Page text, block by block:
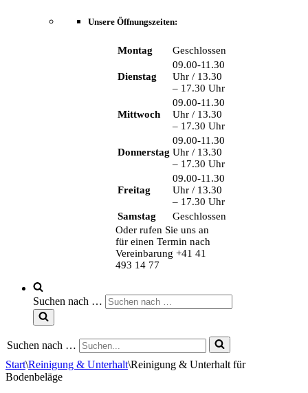
Unsere Öffnungszeiten:
Montag Geschlossen
Dienstag
09.00-11.30
Uhr / 13.30
– 17.30 Uhr
Mittwoch
09.00-11.30
Uhr / 13.30
– 17.30 Uhr
Donnerstag
09.00-11.30
Uhr / 13.30
– 17.30 Uhr
Freitag
09.00-11.30
Uhr / 13.30
– 17.30 Uhr
Samstag
Geschlossen
Oder rufen Sie uns an
für einen Termin nach
Vereinbarung +41 41
493 14 77
Suchen nach …
Suchen nach …
Start\Reinigung & Unterhalt\Reinigung & Unterhalt für
Bodenbeläge